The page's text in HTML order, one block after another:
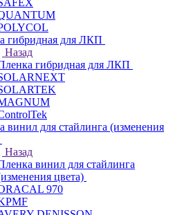
гибридная для ЛКП
Назад
гибридная для ЛКП
винил для стайлинга (изменения
Назад
винил для стайлинга
цвета)
970